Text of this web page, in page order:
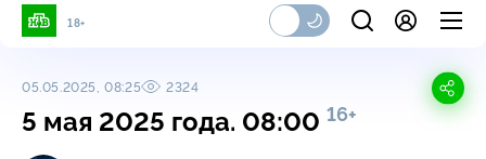
18+
05.05.2025, 08:25 2324
5 мая 2025 года. 08:00 16+